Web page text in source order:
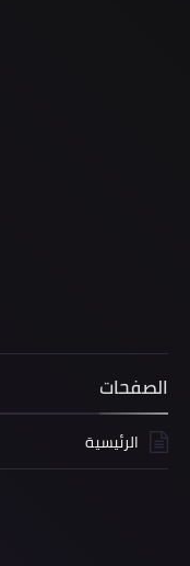
الصفحات
الرئيسية